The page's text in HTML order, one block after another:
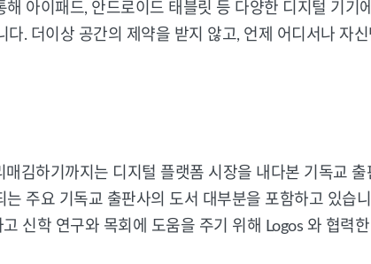
아이패드, 안드로이드 태블릿 등 다양한 디지털 기기
. 더이상 공간의 제약을 받지 않고, 언제 어디서나 자
김하기까지는 디지털 플랫폼 시장을 내다본 기독교 출
주요 기독교 출판사의 도서 대부분을 포함하고 있습
신학 연구와 목회에 도움을 주기 위해 Logos 와 협력